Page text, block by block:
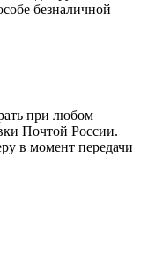
безналичной
при любом
Почтой России.
в момент передачи